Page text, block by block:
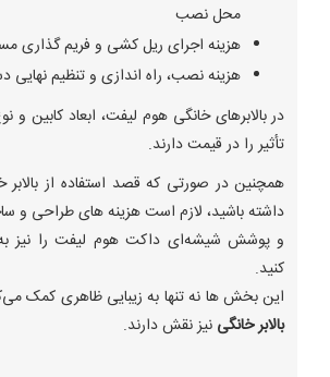
محل نصب
هزینه اجرای ریل کشی و فریم گذاری
هزینه نصب، راه اندازی و تنظیم نهایی
در بالابرهای خانگی هوم لیفت، ابعاد کابین
تأثیر را در قیمت دارند.
همچنین در صورتی که قصد استفاده از
داشته باشید، لازم است هزینه های طراحی و
و پوشش شیشه‌ای داکت هوم لیفت را نیز به
کنید.
این بخش ها نه تنها به زیبایی ظاهری کمک
بالابر خانگی نیز نقش دارند.